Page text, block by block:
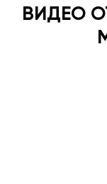
ВИДЕО